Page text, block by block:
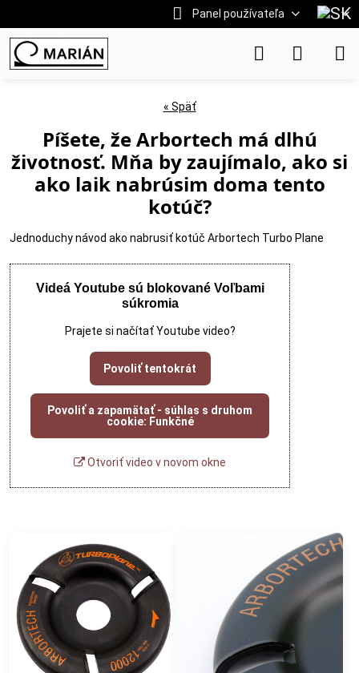
Panel používateľa
« Späť
Píšete, že Arbortech má dlhú
životnosť. Mňa by zaujímalo, ako si
ako laik nabrúsim doma tento
kotúč?
Jednoduchy návod ako nabrusiť kotúč Arbortech Turbo Plane
Videá Youtube sú blokované Voľbami
súkromia
Prajete si načítať Youtube video?
Povoliť tentokrát
Povoliť a zapamätať - súhlas s druhom
cookie: Funkčné
Otvoriť video v novom okne